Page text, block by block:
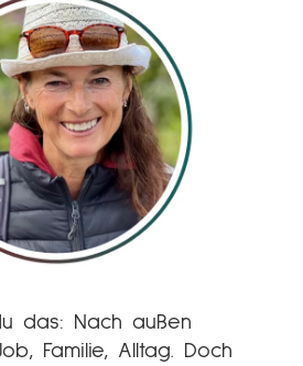
das: Nach außen
Familie, Alltag. Doch